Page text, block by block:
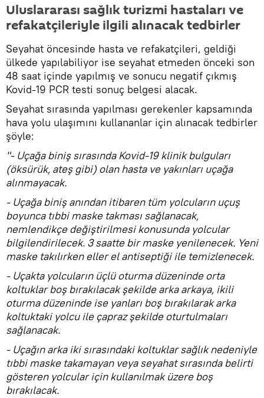
Uluslararası sağlık turizmi hastaları ve
refakatçileriyle ilgili alınacak tedbirler
Seyahat öncesinde hasta ve refakatçileri, geldiği
ülkede yapılabiliyor ise seyahat etmeden önceki son
48 saat içinde yapılmış ve sonucu negatif çıkmış
Kovid-19 PCR testi sonuç belgesi alacak.
Seyahat sırasında yapılması gerekenler kapsamında
hava yolu ulaşımını kullananlar için alınacak tedbirler
şöyle:
"- Uçağa biniş sırasında Kovid-19 klinik bulguları
(öksürük, ateş gibi) olan hasta ve yakınları uçağa
alınmayacak.
- Uçağa biniş anından itibaren tüm yolcuların uçuş
boyunca tıbbi maske takması sağlanacak,
nemlendikçe değiştirilmesi konusunda yolcular
bilgilendirilecek. 3 saatte bir maske yenilenecek. Yeni
maske takılırken eller el antiseptiği ile temizlenecek.
- Uçakta yolcuların üçlü oturma düzeninde orta
koltuklar boş bırakılacak şekilde arka arkaya, ikili
oturma düzeninde ise yanları boş bırakılarak arka
koltuktaki yolcu ile çapraz şekilde oturtulmaları
sağlanacak.
- Uçağın arka iki sırasındaki koltuklar sağlık nedeniyle
tıbbi maske takamayan veya seyahat sırasında belirti
gösteren yolcular için kullanılmak üzere boş
bırakılacak.